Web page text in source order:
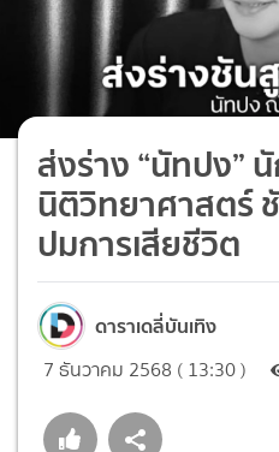
ส่งร่าง “นัทปง”
นิติวิทยาศาสตร์
ปมการเสียชีวิต
ดาราเดลี่บันเทิง
7 ธันวาคม 2568 ( 13:30 )